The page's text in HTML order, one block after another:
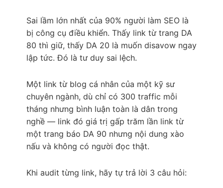
Sai lầm lớn nhất của 90% người làm SEO là
bị công cụ điều khiển. Thấy link từ trang DA
80 thì giữ, thấy DA 20 là muốn disavow ngay
lập tức. Đó là tư duy sai lệch.
Một link từ blog cá nhân của một kỹ sư
chuyên ngành, dù chỉ có 300 traffic mỗi
tháng nhưng bình luận toàn là dân trong
nghề — link đó giá trị gấp trăm lần link từ
một trang báo DA 90 nhưng nội dung xào
nấu và không có người đọc thật.
Khi audit từng link, hãy tự trả lời 3 câu hỏi: